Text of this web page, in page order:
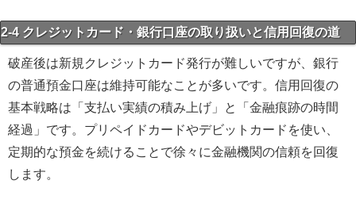
2-4 クレジットカード・銀行口座の取り扱いと信用回復の道
破産後は新規クレジットカード発行が難しいですが、銀行
の普通預金口座は維持可能なことが多いです。信用回復の
基本戦略は「支払い実績の積み上げ」と「金融痕跡の時間
経過」です。プリペイドカードやデビットカードを使い、
定期的な預金を続けることで徐々に金融機関の信頼を回復
します。